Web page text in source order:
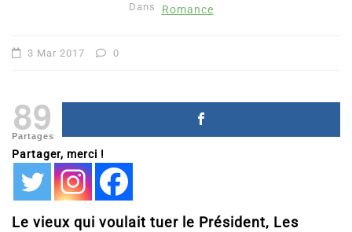
Dans Romance
3 Mar 2017 0
89
Partages
Partager, merci !
Le vieux qui voulait tuer le Président, Les